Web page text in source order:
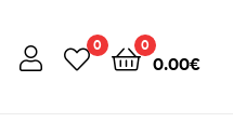
0 0
0.00€